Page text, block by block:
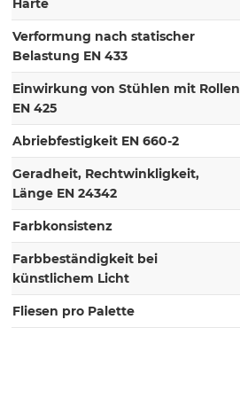
Verformung nach statischer
Belastung EN 433
Einwirkung von Stühlen mit Rollen
EN 425
Abriebfestigkeit EN 660-2
Geradheit, Rechtwinkligkeit,
Länge EN 24342
Farbkonsistenz
Farbbeständigkeit bei
künstlichem Licht
Fliesen pro Palette